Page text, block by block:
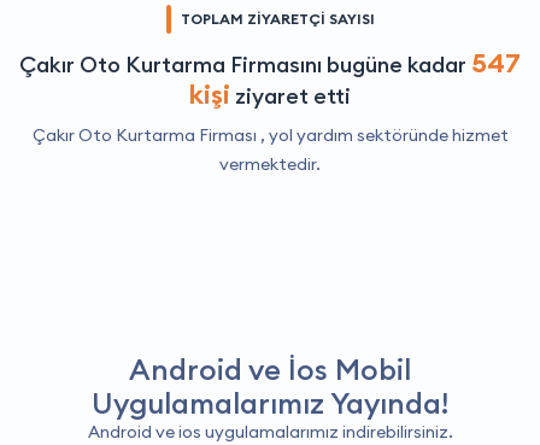
TOPLAM ZİYARETÇİ SAYISI
Çakır Oto Kurtarma Firmasını bugüne kadar 547
kişi ziyaret etti
Çakır Oto Kurtarma Firması , yol yardım sektöründe hizmet
vermektedir.
Android ve İos Mobil
Uygulamalarımız Yayında!
Android ve ios uygulamalarımız indirebilirsiniz.